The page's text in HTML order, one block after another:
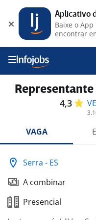
Representante
4,3
VAGA
Serra - ES
A combinar
Presencial
Aplicativo
Baixe o
encontrar